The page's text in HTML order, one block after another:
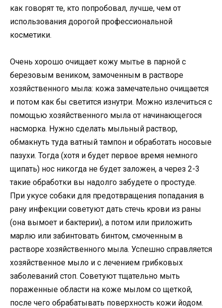
как говорят те, кто попробовал, лучше, чем от
использования дорогой профессиональной
косметики.
Очень хорошо очищает кожу мытье в парной с
березовым веником, замоченным в растворе
хозяйственного мыла: кожа замечательно очищается
и потом как бы светится изнутри. Можно излечиться с
помощью хозяйственного мыла от начинающегося
насморка. Нужно сделать мыльный раствор,
обмакнуть туда ватный тампон и обработать носовые
пазухи. Тогда (хотя и будет первое время немного
щипать) нос никогда не будет заложен, а через 2-3
такие обработки вы надолго забудете о простуде.
При укусе собаки для предотвращения попадания в
рану инфекции советуют дать стечь крови из раны
(она вымоет и бактерии), а потом или приложить
марлю или забинтовать бинтом, смоченным в
растворе хозяйственного мыла. Успешно справляется
хозяйственное мыло и с лечением грибковых
заболеваний стоп. Советуют тщательно мыть
пораженные области на коже мылом со щеткой,
после чего обрабатывать поверхность кожи йодом.